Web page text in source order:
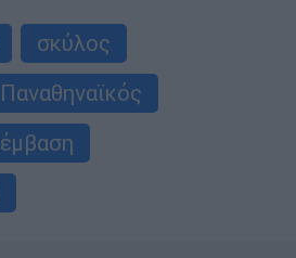
σκύλος
Παναθηναϊκός